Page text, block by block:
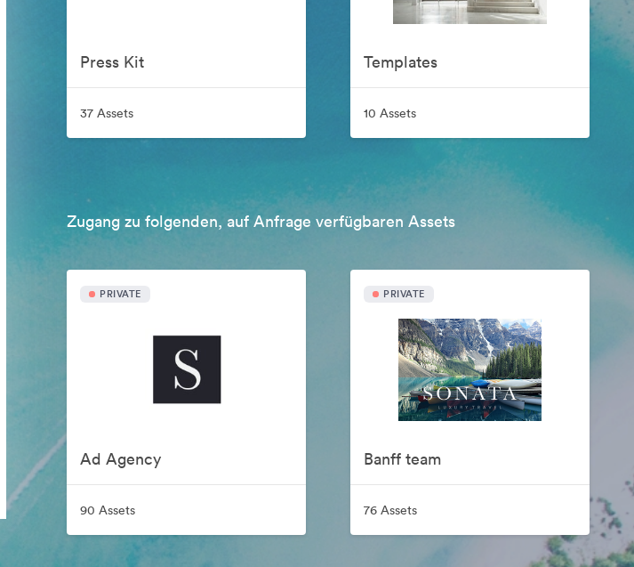
Press Kit
37 Assets
Templates
10 Assets
Zugang zu folgenden, auf Anfrage verfügbaren Assets
PRIVATE
Ad Agency
90 Assets
PRIVATE
Banff team
76 Assets